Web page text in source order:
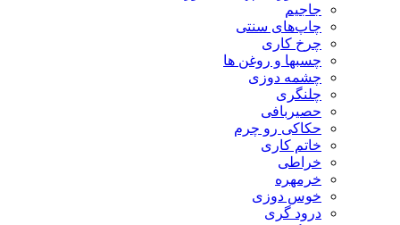
جاجیم
چاپ‌های سنتی
چرخ کاری
چسبها و روغن ها
چشمه دوزی
چلنگری
حصیربافی
حکاکی رو چرم
خاتم کاری
خراطی
خرمهره
خوس دوزی
درود گری